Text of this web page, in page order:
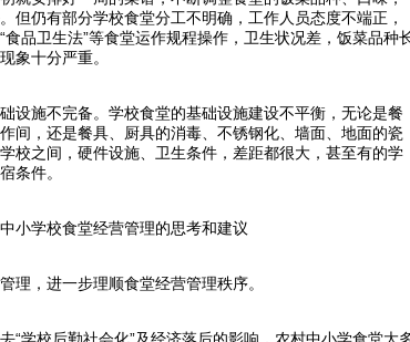
但仍有部分学校食堂分工不明确，工作人员态度不端正，
食品卫生法”等食堂运作规程操作，卫生状况差，饭菜品种
象十分严重。
施不完备。学校食堂的基础设施建设不平衡，无论是餐
间，还是餐具、厨具的消毒、不锈钢化、墙面、地面的瓷
校之间，硬件设施、卫生条件，差距都很大，甚至有的学
条件。
学校食堂经营管理的思考和建议
，进一步理顺食堂经营管理秩序。